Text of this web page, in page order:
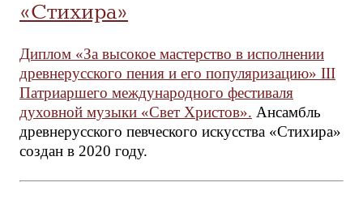
«Стихира»
Диплом «За высокое мастерство в исполнении
древнерусского пения и его популяризацию» III
Патриаршего международного фестиваля
духовной музыки «Свет Христов». Ансамбль
древнерусского певческого искусства «Стихира»
создан в 2020 году.